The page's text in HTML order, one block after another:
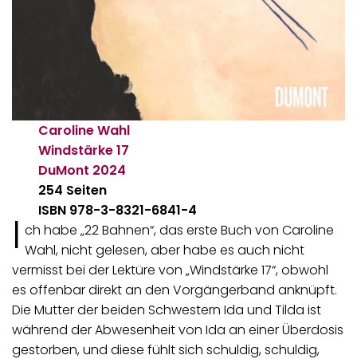
Caroline Wahl
Windstärke 17
DuMont 2024
254 Seiten
ISBN 978-3-8321-6841-4
I ch habe „22 Bahnen“, das erste Buch von Caroline
Wahl, nicht gelesen, aber habe es auch nicht
vermisst bei der Lektüre von „Windstärke 17“, obwohl
es offenbar direkt an den Vorgängerband anknüpft.
Die Mutter der beiden Schwestern Ida und Tilda ist
während der Abwesenheit von Ida an einer Überdosis
gestorben, und diese fühlt sich schuldig, schuldig,